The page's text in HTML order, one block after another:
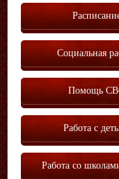
Социальная
Помощь
Работа с
Работа со